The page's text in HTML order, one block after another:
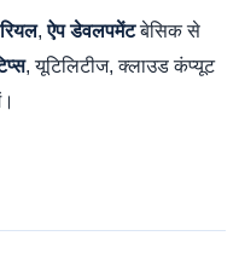
,ऐप डेवलपमेंटबेसिक से
, यूटिलिटीज, क्लाउड कंप्यूट